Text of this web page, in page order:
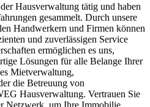
Hausverwaltung tätig und haben
gesammelt. Durch unsere
Handwerkern und Firmen können
und zuverlässigen Service
ermöglichen es uns,
Lösungen für alle Belange Ihrer
Mietverwaltung,
die Betreuung von
Hausverwaltung. Vertrauen Sie
Netzwerk, um Ihre Immobilie